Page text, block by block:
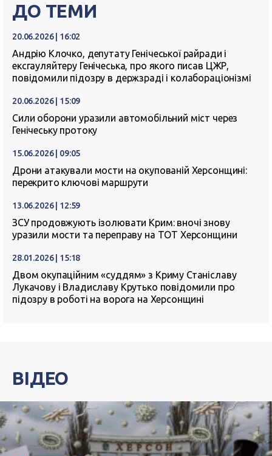
ДО ТЕМИ
20.06.2026 | 16:02
Андрію Клочко, депутату Генічеської райради і
ексгауляйтеру Генічеська, про якого писав ЦЖР,
повідомили підозру в держзраді і колабораціонізмі
20.06.2026 | 15:09
Сили оборони уразили автомобільний міст через
Генічеську протоку
15.06.2026 | 09:05
Дрони атакували мости на окупованій Херсонщині:
перекрито ключові маршрути
13.06.2026 | 12:59
ЗСУ продовжують ізолювати Крим: вночі знову
уразили мости та переправу на ТОТ Херсонщини
28.01.2026 | 15:18
Двом окупаційним «суддям» з Криму Станіславу
Лукачову і Владиславу Крутько повідомили про
підозру в роботі на ворога на Херсонщині
ВІДЕО